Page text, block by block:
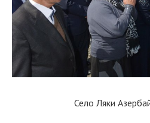
Село Ляки